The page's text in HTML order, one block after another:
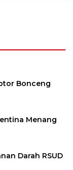
Bonceng
Menang
Darah RSUD